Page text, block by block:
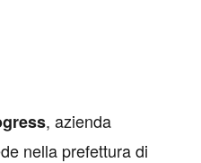
, azienda
nella prefettura di